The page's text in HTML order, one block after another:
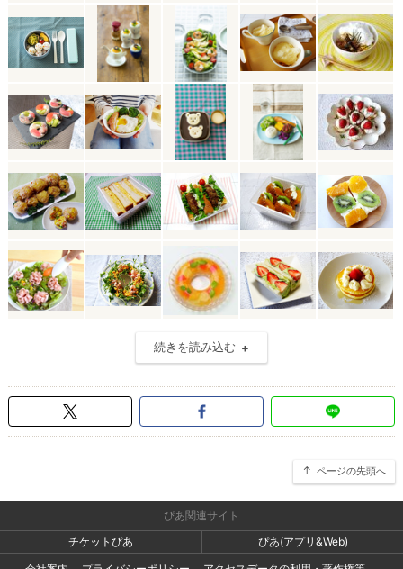
続きを読み込む
ページの先頭へ
ぴあ関連サイト
チケットぴあ
ぴあ(アプリ&Web)